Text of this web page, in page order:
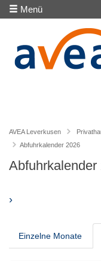
Menü
AVEA Leverkusen
Abfuhrkalender 2026
Abfuhrkalender
›
Einzelne Monate